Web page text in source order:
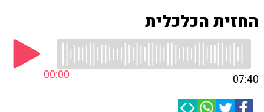
החזית הכלכלית
00:00 07:40